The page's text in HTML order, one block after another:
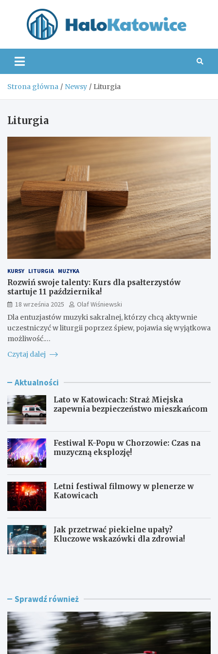
Strona główna Newsy Liturgia
Liturgia
KURSY LITURGIA MUZYKA
Rozwiń swoje talenty: Kurs dla psałterzystów
startuje 11 października!
18 września 2025
Olaf Wiśniewski
Dla entuzjastów muzyki sakralnej, którzy chcą aktywnie
uczestniczyć w liturgii poprzez śpiew, pojawia się wyjątkowa
możliwość.…
Czytaj dalej
Aktualności
Lato w Katowicach: Straż Miejska
zapewnia bezpieczeństwo mieszkańcom
Festiwal K-Popu w Chorzowie: Czas na
muzyczną eksplozję!
Letni festiwal filmowy w plenerze w
Katowicach
Jak przetrwać piekielne upały?
Kluczowe wskazówki dla zdrowia!
L
K
t
o
w
i
F
w
l
K
-
P
Sprawdź również